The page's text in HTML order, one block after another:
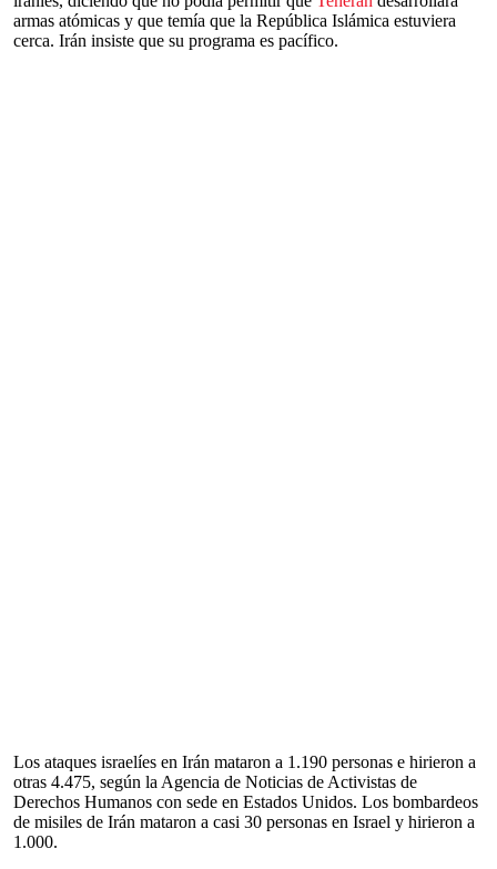
armas atómicas y que temía que la República Islámica estuviera
cerca. Irán insiste que su programa es pacífico.
Los ataques israelíes en Irán mataron a 1.190 personas e hirieron a
otras 4.475, según la Agencia de Noticias de Activistas de
Derechos Humanos con sede en Estados Unidos. Los bombardeos
de misiles de Irán mataron a casi 30 personas en Israel y hirieron a
1.000.